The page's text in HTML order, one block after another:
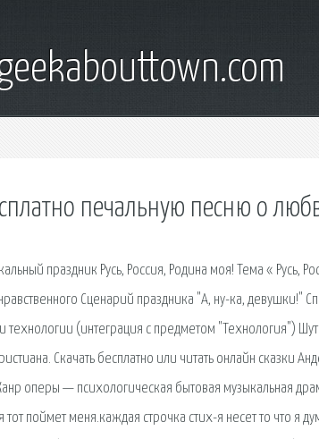
печальную песню о
праздник Русь, Россия, Родина моя! Тема « Русь,
Сценарий праздника "А, ну-ка, девушки!"
технологии (интеграция с предметом "Технология")
Скачать бесплатно или читать онлайн сказки
оперы — психологическая бытовая музыкальная
поймет меня.каждая строчка стих-я несет то что я